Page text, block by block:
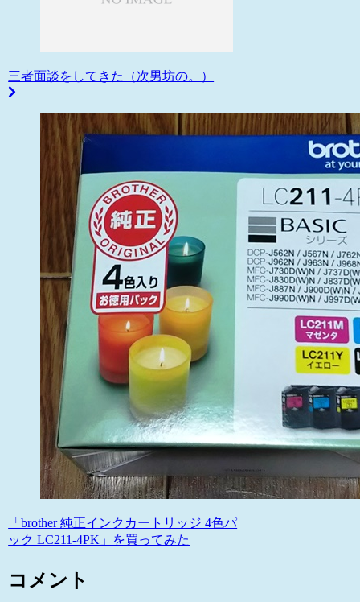
三者面談をしてきた（次男坊の。）
「brother 純正インクカートリッジ 4色パ
ック LC211-4PK」を買ってみた
コメント